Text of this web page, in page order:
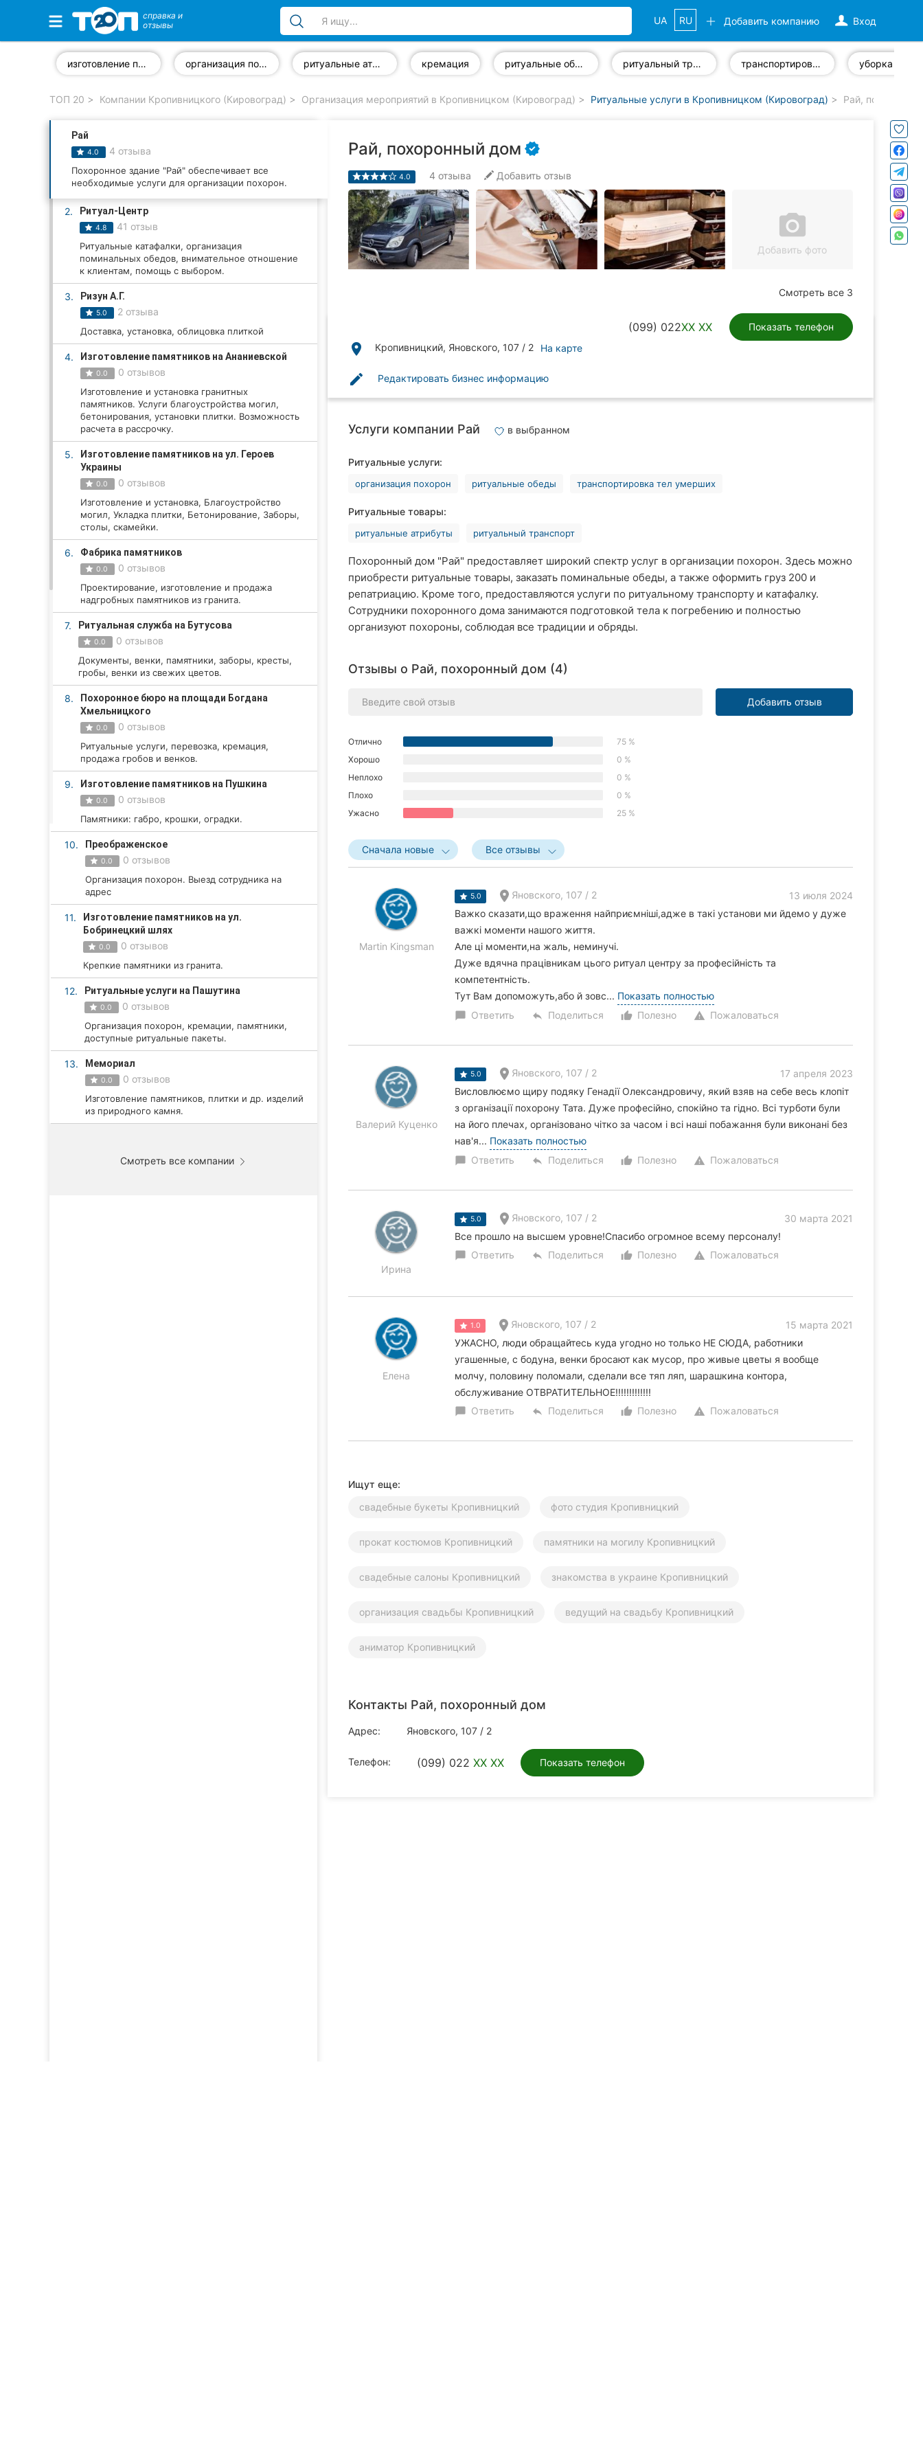
Избранные компании
Стоматологии
Частные клиники
Ветеринарные клиники
Автошколы
Все рубрики
Все города:
Кропивницкий
Житомир
Хмельницкий
Киев
Запорожье
Черновцы
Ивано-Франковск
Карпаты
справка и
отзывы
Вход
Добавить компанию
UA RU
изготовление памятников организация похорон ритуальные атрибуты кремация ритуальные обеды ритуальный транспорт транспортировка тел умерших уборка могил
ТОП 20 Компании Кропивницкого (Кировоград) Организация мероприятий в Кропивницком (Кировоград) Ритуальные услуги в Кропивницком (Кировоград) Рай,
Рай
4.0 4 отзыва
Похоронное здание "Рай" обеспечивает все
необходимые услуги для организации похорон.
2. Ритуал-Центр
4.8 41 отзыв
Ритуальные катафалки, организация
поминальных обедов, внимательное отношение
к клиентам, помощь с выбором.
3. Ризун А.Г.
5.0 2 отзыва
Доставка, установка, облицовка плиткой
4. Изготовление памятников на Ананиевской
0.0 0 отзывов
Изготовление и установка гранитных
памятников. Услуги благоустройства могил,
бетонирования, установки плитки. Возможность
расчета в рассрочку.
5.
Изготовление памятников на ул. Героев
Украины
0.0 0 отзывов
Изготовление и установка, Благоустройство
могил, Укладка плитки, Бетонирование, Заборы,
столы, скамейки.
6. Фабрика памятников
0.0 0 отзывов
Проектирование, изготовление и продажа
надгробных памятников из гранита.
7. Ритуальная служба на Бутусова
0.0 0 отзывов
Документы, венки, памятники, заборы, кресты,
гробы, венки из свежих цветов.
8.
Похоронное бюро на площади Богдана
Хмельницкого
0.0 0 отзывов
Ритуальные услуги, перевозка, кремация,
продажа гробов и венков.
9. Изготовление памятников на Пушкина
0.0 0 отзывов
Памятники: габро, крошки, оградки.
10. Преображенское
0.0 0 отзывов
Организация похорон. Выезд сотрудника на
адрес
11.
Изготовление памятников на ул.
Бобринецкий шлях
0.0 0 отзывов
Крепкие памятники из гранита.
12. Ритуальные услуги на Пашутина
0.0 0 отзывов
Организация похорон, кремации, памятники,
доступные ритуальные пакеты.
13. Мемориал
0.0 0 отзывов
Изготовление памятников, плитки и др. изделий
из природного камня.
Смотреть все компании
Рай, похоронный дом
4.0 4 отзыва Добавить отзыв
camera_alt
Добавить фото
Смотреть все 3
(099) 022XX XX Показать телефон
place Кропивницкий, Яновского, 107 / 2 На карте
edit Редактировать бизнес информацию
Услуги компании Рай в выбранном
Ритуальные услуги:
организация похорон ритуальные обеды транспортировка тел умерших
Ритуальные товары:
ритуальные атрибуты ритуальный транспорт
Похоронный дом "Рай" предоставляет широкий спектр услуг в организации похорон. Здесь можно
приобрести ритуальные товары, заказать поминальные обеды, а также оформить груз 200 и
репатриацию. Кроме того, предоставляются услуги по ритуальному транспорту и катафалку.
Сотрудники похоронного дома занимаются подготовкой тела к погребению и полностью
организуют похороны, соблюдая все традиции и обряды.
Отзывы о Рай, похоронный дом (4)
Добавить отзыв
Отлично
75 %
Хорошо
0 %
Неплохо
0 %
Плохо
0 %
Ужасно
25 %
Сначала новые Все отзывы
Martin Kingsman
5.0 Яновского, 107 / 2
13 июля 2024
Важко сказати,що враження найприємніші,адже в такі установи ми йдемо у дуже
важкі моменти нашого життя.
Але ці моменти,на жаль, неминучі.
Дуже вдячна працівникам цього ритуал центру за професійність та
компетентність.
Тут Вам допоможуть,або й зовс... Показать полностью
chat_bubble Ответить reply Поделиться thumb_up_alt
Полезно warning Пожаловаться
Валерий Куценко
5.0 Яновского, 107 / 2
17 апреля 2023
Висловлюємо щиру подяку Генадії Олександровичу, який взяв на себе весь клопіт
з організації похорону Тата. Дуже професійно, спокійно та гідно. Всі турботи були
на його плечах, організовано чітко за часом і всі наші побажання були виконані без
нав'я... Показать полностью
chat_bubble Ответить reply Поделиться thumb_up_alt
Полезно warning Пожаловаться
Ирина
5.0 Яновского, 107 / 2
30 марта 2021
Все прошло на высшем уровне!Спасибо огромное всему персоналу!
chat_bubble Ответить reply Поделиться thumb_up_alt
Полезно warning Пожаловаться
Елена
1.0 Яновского, 107 / 2
15 марта 2021
УЖАСНО, люди обращайтесь куда угодно но только НЕ СЮДА, работники
угашенные, с бодуна, венки бросают как мусор, про живые цветы я вообще
молчу, половину поломали, сделали все тяп ляп, шарашкина контора,
обслуживание ОТВРАТИТЕЛЬНОЕ!!!!!!!!!!!!!
chat_bubble Ответить reply Поделиться thumb_up_alt
Полезно warning Пожаловаться
Ищут еще:
свадебные букеты Кропивницкий
фото студия Кропивницкий
прокат костюмов Кропивницкий памятники на могилу Кропивницкий
свадебные салоны Кропивницкий знакомства в украине Кропивницкий
организация свадьбы Кропивницкий ведущий на свадьбу Кропивницкий
аниматор Кропивницкий
Контакты Рай, похоронный дом
Адрес: Яновского, 107 / 2
Телефон: (099) 022 XX XX Показать телефон